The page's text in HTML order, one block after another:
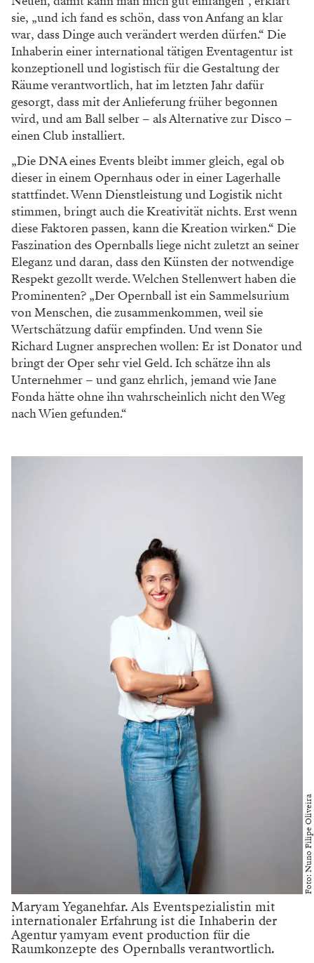
sie, „und ich fand es schön, dass von Anfang an klar
war, dass Dinge auch verändert werden dürfen.“ Die
Inhaberin einer international tätigen Eventagentur ist
konzeptionell und logistisch für die Gestaltung der
Räume verantwortlich, hat im letzten Jahr dafür
gesorgt, dass mit der Anlieferung früher begonnen
wird, und am Ball selber – als Alternative zur Disco –
einen Club installiert.
„Die DNA eines Events bleibt immer gleich, egal ob
dieser in einem Opernhaus oder in einer Lagerhalle
stattfindet. Wenn Dienstleistung und Logistik nicht
stimmen, bringt auch die Kreativität nichts. Erst wenn
diese Faktoren passen, kann die Kreation wirken.“ Die
Faszination des Opernballs liege nicht zuletzt an seiner
Eleganz und daran, dass den Künsten der notwendige
Respekt gezollt werde. Welchen Stellenwert haben die
Prominenten? „Der Opernball ist ein Sammelsurium
von Menschen, die zusammenkommen, weil sie
Wertschätzung dafür empfinden. Und wenn Sie
Richard Lugner ansprechen wollen: Er ist Donator und
bringt der Oper sehr viel Geld. Ich schätze ihn als
Unternehmer – und ganz ehrlich, jemand wie Jane
Fonda hätte ohne ihn wahrscheinlich nicht den Weg
nach Wien gefunden.“
Foto: Nuno Filipe Oliveira
Maryam Yeganehfar. Als Eventspezialistin mit
internationaler Erfahrung ist die Inhaberin der
Agentur yamyam event production für die
Raumkonzepte des Opernballs verantwortlich.